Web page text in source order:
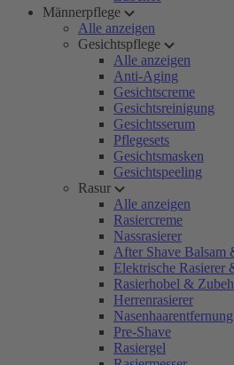
Männerpflege
Alle anzeigen
Gesichtspflege
Alle anzeigen
Anti-Aging
Gesichtscreme
Gesichtsreinigung
Gesichtsserum
Pflegesets
Gesichtsmasken
Gesichtspeeling
Rasur
Alle anzeigen
Rasiercreme
Nassrasierer
After Shave Balsam
Elektrische Rasierer
Rasierhobel &
Herrenrasierer
Nasenhaarentfernung
Pre-Shave
Rasiergel